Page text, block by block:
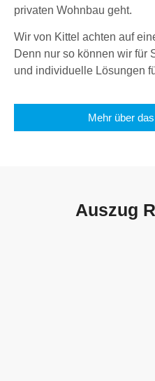
privaten Wohnbau geht.
Wir von Kittel achten auf
Denn nur so können wir für
und individuelle Lösungen
Mehr über
Auszug